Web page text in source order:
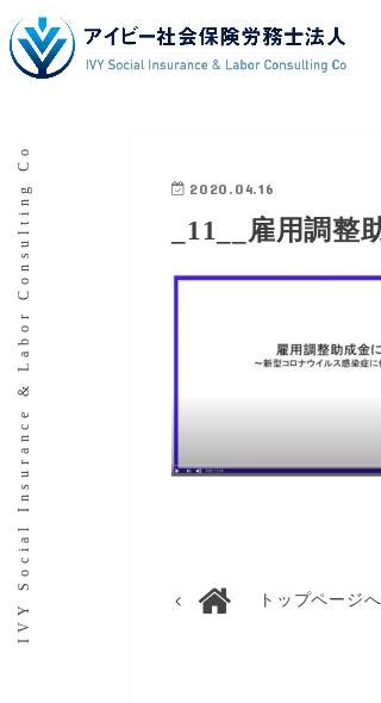
IVY Social Insurance & Labor Consulting Co 2020.04.16
_11__雇用調整
トップページへ